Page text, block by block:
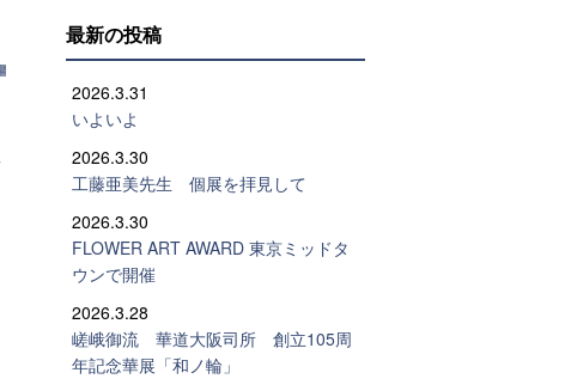
最新の投稿
2026.3.31
いよいよ
2026.3.30
工藤亜美先生 個展を拝見して
2026.3.30
FLOWER ART AWARD 東京ミッドタ
ウンで開催
2026.3.28
嵯峨御流 華道大阪司所 創立105周
年記念華展「和ノ輪」